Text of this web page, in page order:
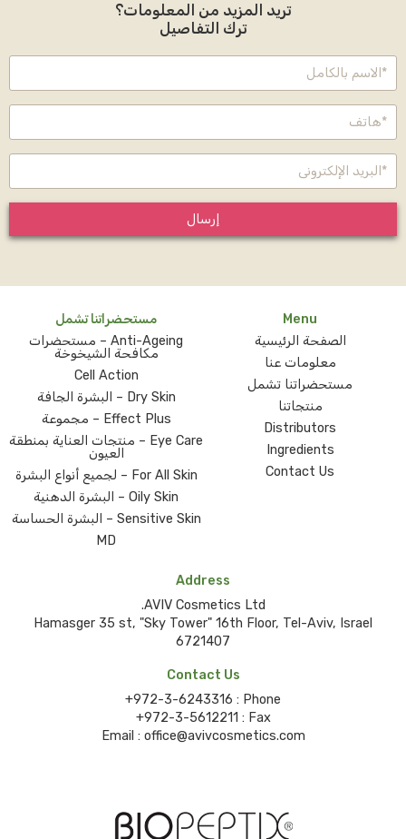
تريد المزيد من المعلومات؟
ترك التفاصيل
إرسال
Menu
الصفحة الرئيسية
معلومات عنا
مستحضراتنا تشمل
منتجاتنا
Distributors
Ingredients
Contact Us
مستحضراتنا تشمل
Anti-Ageing – مستحضرات
مكافحة الشيخوخة
Cell Action
Dry Skin – البشرة الجافة
Effect Plus – مجموعة
Eye Care – منتجات العناية بمنطقة
العيون
For All Skin – لجميع أنواع البشرة
Oily Skin – البشرة الدهنية
Sensitive Skin – البشرة الحساسة
MD
Address
AVIV Cosmetics Ltd.
Hamasger 35 st, "Sky Tower" 16th Floor, Tel-Aviv, Israel
6721407
Contact Us
Phone :
+972-3-6243316
Fax :
+972-3-5612211
Email : office@avivcosmetics.com